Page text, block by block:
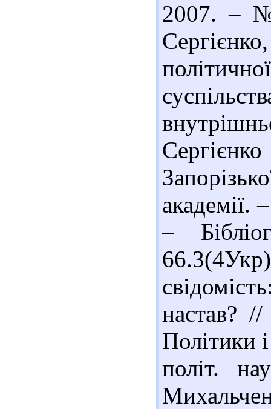
2007. –
–
настав? //
Політики
політ.